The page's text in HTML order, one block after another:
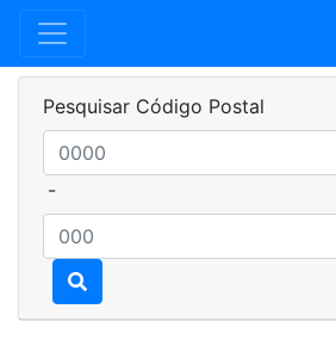
Pesquisar Código Postal
-